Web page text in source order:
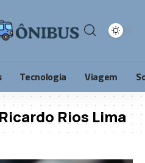
Tecnologia Viagem
Rios Lima